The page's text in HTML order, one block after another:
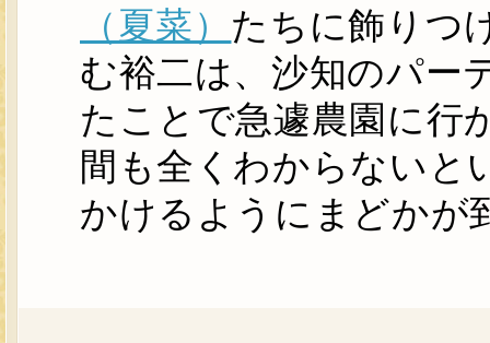
（夏菜） たちに飾りつ
む裕二は、沙知のパー
たことで急遽農園に行
間も全くわからないと
かけるようにまどか